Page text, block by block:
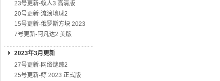
23号更新-蚁人3 高清版
20号更新-流浪地球2
15号更新-俄罗斯方块 2023
7号更新-阿凡达2 美版
2023年3月更新
27号更新-网络谜踪2
25号更新-鲸 2023 正式版